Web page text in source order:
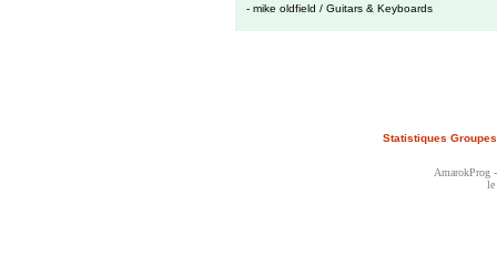
- mike oldfield / Guitars & Keyboards
Statistiques Groupes
AmarokProg
le